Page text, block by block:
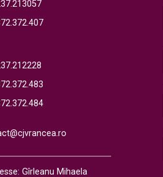
Gîrleanu Mihaela